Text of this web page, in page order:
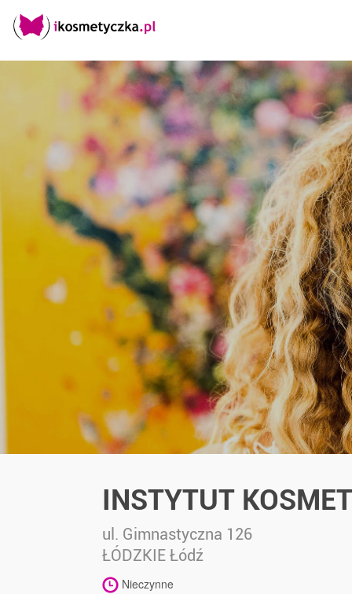
INSTYTUT
ul. Gimnastyczna 126
ŁÓDZKIE Łódź
Nieczynne